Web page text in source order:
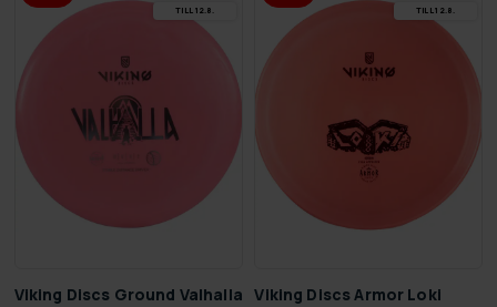
TILL 12.8.
Viking Discs Ground Valhalla
TILL 12.8.
Viking Discs Armor Loki